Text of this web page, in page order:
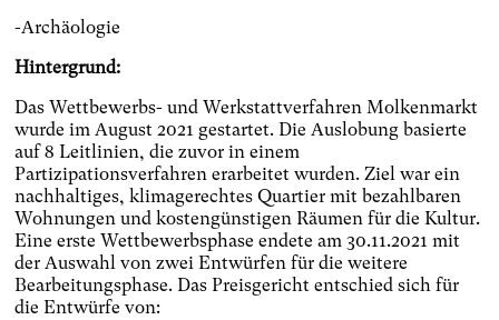
-Archäologie
Hintergrund:
Das Wettbewerbs- und Werkstattverfahren Molkenmarkt
wurde im August 2021 gestartet. Die Auslobung basierte
auf 8 Leitlinien, die zuvor in einem
Partizipationsverfahren erarbeitet wurden. Ziel war ein
nachhaltiges, klimagerechtes Quartier mit bezahlbaren
Wohnungen und kostengünstigen Räumen für die Kultur.
Eine erste Wettbewerbsphase endete am 30.11.2021 mit
der Auswahl von zwei Entwürfen für die weitere
Bearbeitungsphase. Das Preisgericht entschied sich für
die Entwürfe von: